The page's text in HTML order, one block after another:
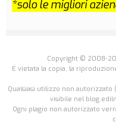
*solo le migliori
Copyright © 2008-
É vietata la copia, la
Qualsiasi utilizzo non
visibile nel
Ogni plagio non autorizzato